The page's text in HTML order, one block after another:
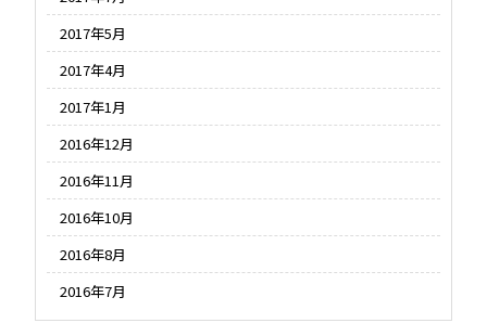
2017年5月
2017年4月
2017年1月
2016年12月
2016年11月
2016年10月
2016年8月
2016年7月